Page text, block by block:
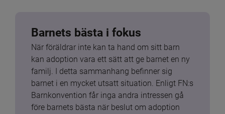
Barnets bästa i fokus
När föräldrar inte kan ta hand om sitt barn
kan adoption vara ett sätt att ge barnet en ny
familj. I detta sammanhang befinner sig
barnet i en mycket utsatt situation. Enligt FN:s
Barnkonvention får inga andra intressen gå
före barnets bästa när beslut om adoption